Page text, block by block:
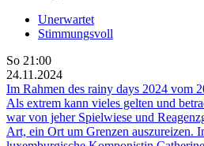
Unerwartet
Stimmungsvoll
So 21:00
24.11.2024
Im Rahmen des rainy days 2024 vom
Als extrem kann vieles gelten und
war von jeher Spielwiese und
Art, ein Ort um Grenzen auszureizen.